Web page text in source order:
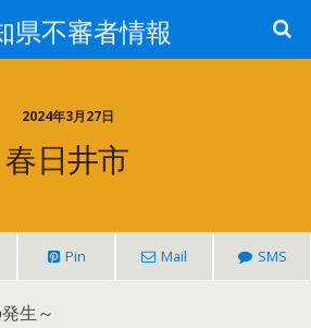
県不審者情報
2024年3月27日
春日井市
Pin Mail SMS
生～